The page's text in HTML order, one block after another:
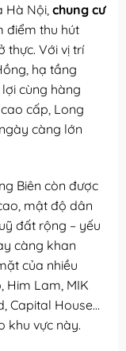
Hà Nội, chung cư
điểm thu hút
thực. Với vị trí
hạ tầng
cùng hàng
cấp, Long
càng lớn
Biên còn được
mật độ dân
đất rộng – yếu
càng khan
của nhiều
Him Lam, MIK
Capital House…
khu vực này.